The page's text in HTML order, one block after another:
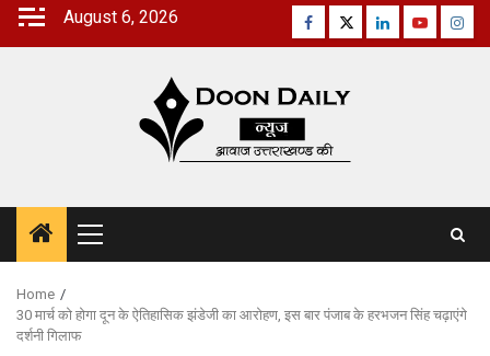
Skip
August 6, 2026 Facebook
TwitterLinkedinYoutube
Primary
Menu
Home
30 मार्च को होगा दून के ऐतिहासिक झंडेजी का आरोहण, इस बार पंजाब के हरभजन सिंह चढ़ाएंगे
दर्शनी गिलाफ